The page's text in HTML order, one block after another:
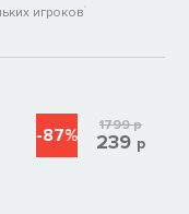
игроков
-87% 1799р
239 р